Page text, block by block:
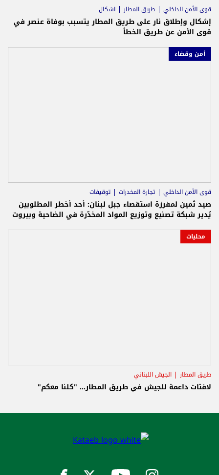
قوى الأمن الداخلي طريق المطار اشكال
إشكال وإطلاق نار على طريق المطار يتسبب بوفاة عنصر في
قوى الأمن عن طريق الخطأ
أمن وقضاء
قوى الأمن الداخلي تجارة المخدرات توقيفات
صيد ثمين لمفرزة استقصاء جبل لبنان: أحد أخطر المطلوبين
يُدير شبكة تصنيع وتوزيع المواد المخدّرة في الضاحية وبيروت
محليات
طريق المطار الجيش اللبناني
لافتات داعمة للجيش في طريق المطار... "كلنا معكم"